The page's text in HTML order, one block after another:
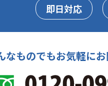
即日対応
なものでもお気軽に